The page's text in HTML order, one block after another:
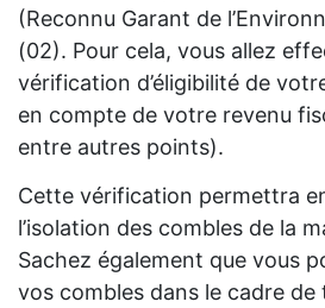
(Reconnu Garant de
(02). Pour cela, vous allez
vérification d’éligibilité de
en compte de votre revenu
entre autres points).
Cette vérification permettra
l’isolation des combles de la
Sachez également que vous
vos combles dans le cadre de